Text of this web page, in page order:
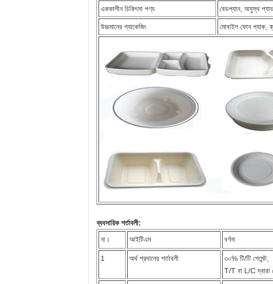
এককালীন চিকিৎসা পণ্য বেডপ্যান, অসুস্থ
উচ্চমানের প্যাকেজিং মোবাইল ফোন প্যাক,
ব্যবসায়িক শর্তাবলী:
না।
আইটিএম বর্ণনা
1 অর্থ প্রদানের শর্তাবলী
৩০% টি/টি পেমেন্ট,
T/T বা L/C